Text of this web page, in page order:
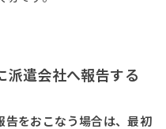
派遣会社へ報告する
告をおこなう場合は、最初